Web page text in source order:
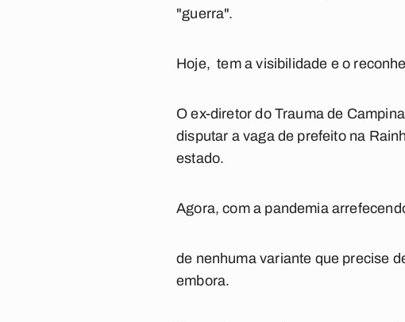
"guerra".
Hoje, tem a visibilidade e o
O ex-diretor do Trauma de
disputar a vaga de prefeito na
estado.
Agora, com a pandemia
de nenhuma variante que precise
embora.